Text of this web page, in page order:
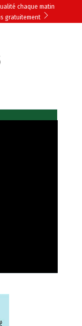
chaque matin
gratuitement